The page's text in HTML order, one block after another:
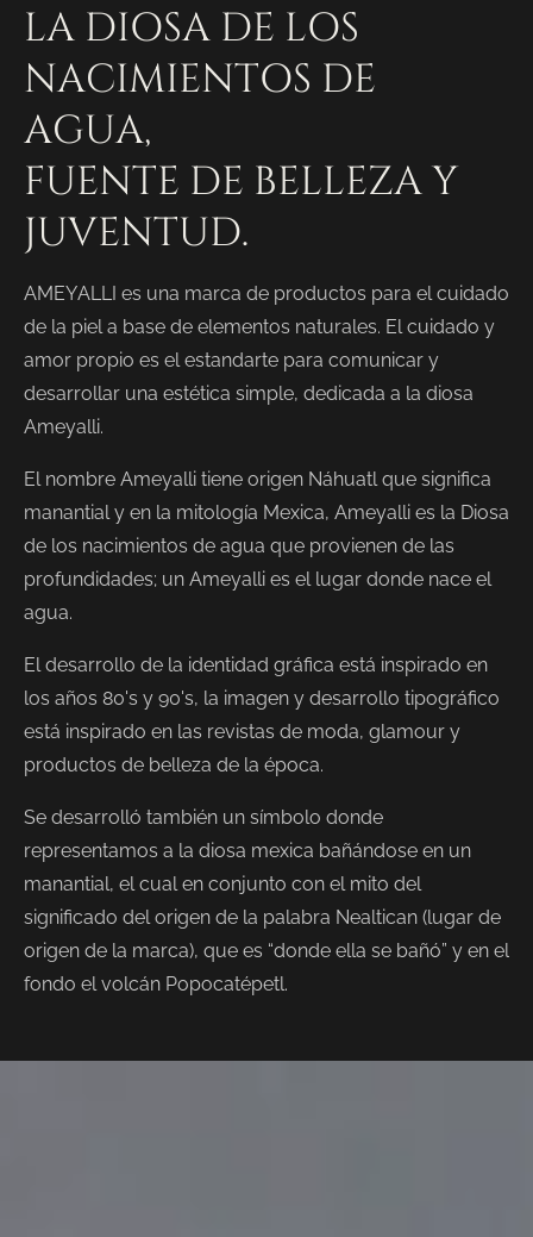
LA DIOSA DE LOS
NACIMIENTOS DE
AGUA,
FUENTE DE BELLEZAY
JUVENTUD.
AMEYALLI es una marca de productos para el cuidado
de la piel a base de elementos naturales. El cuidado y
amor propio es el estandarte para comunicar y
desarrollar una estética simple, dedicada a la diosa
Ameyalli.
El nombre Ameyalli tiene origen Náhuatl que significa
manantial y en la mitología Mexica, Ameyalli es la Diosa
de los nacimientos de agua que provienen de las
profundidades; un Ameyalli es el lugar donde nace el
agua.
El desarrollo de la identidad gráfica está inspirado en
los años 80's y 90's, la imagen y desarrollo tipográfico
está inspirado en las revistas de moda, glamour y
productos de belleza de la época.
Se desarrolló también un símbolo donde
representamos a la diosa mexica bañándose en un
manantial, el cual en conjunto con el mito del
significado del origen de la palabra Nealtican (lugar de
origen de la marca), que es “donde ella se bañó” y en el
fondo el volcán Popocatépetl.